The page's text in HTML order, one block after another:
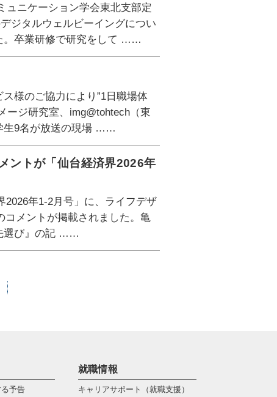
ニケーション学会東北支部定
ジタルウェルビーイングについ
。卒業研修で研究をして ……
様のご協力により”1日職場体
ージ研究室、img@tohtech（東
生9名が放送の現場 ……
ントが「仙台経済界2026年
2026年1-2月号」に、ライフデザ
コメントが掲載されました。亀
選び』の記 ……
予告
就職情報
キャリアサポート（就職支援）